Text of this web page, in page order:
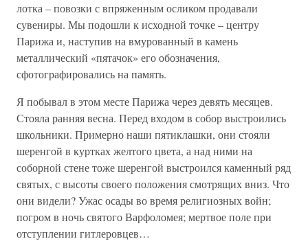
лотка – повозки с впряженным осликом продавали
сувениры. Мы подошли к исходной точке – центру
Парижа и, наступив на вмурованный в камень
металлический «пятачок» его обозначения,
сфотографировались на память.
Я побывал в этом месте Парижа через девять месяцев.
Стояла ранняя весна. Перед входом в собор выстроились
школьники. Примерно наши пятиклашки, они стояли
шеренгой в куртках желтого цвета, а над ними на
соборной стене тоже шеренгой выстроился каменный ряд
святых, с высоты своего положения смотрящих вниз. Что
они видели? Ужас осады во время религиозных войн;
погром в ночь святого Варфоломея; мертвое поле при
отступлении гитлеровцев…